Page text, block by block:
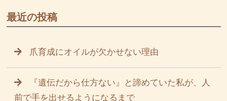
最近の投稿
爪育成にオイルが欠かせない理由
『遺伝だから仕方ない』と諦めていた私が、人
前で手を出せるようになるまで